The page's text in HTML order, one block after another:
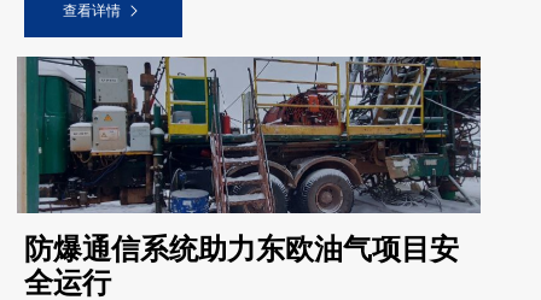
查看详情
防爆通信系统助力东欧油气项目安
全运行